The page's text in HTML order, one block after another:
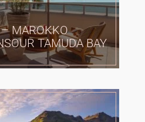
MAROKKO
TAMUDA BAY